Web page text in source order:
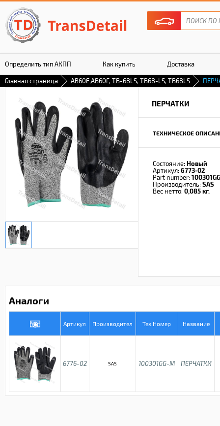
Определить тип АКПП Как купить Доставка
Гарантия
Главная страница AB60E,AB60F, TB-68LS, TB68-LS, TB68LS
ПЕРЧАТКИ
ТЕХНИЧЕСКОЕ
Состояние: Новый
Артикул: 6773-02
Part number:
Производитель: SAS
Вес нетто: 0,085 кг.
Аналоги
Артикул Производител Тех.Номер Название
6776-02 SAS 100301GG-M ПЕРЧАТКИ